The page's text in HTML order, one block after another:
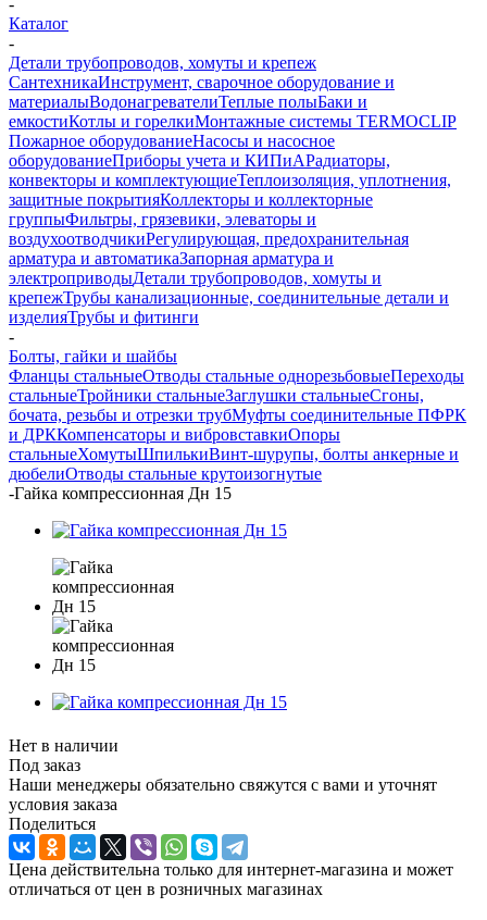
Каталог
-
Детали трубопроводов, хомуты и крепеж
СантехникаИнструмент, сварочное оборудование и
материалыВодонагревателиТеплые полыБаки и
емкостиКотлы и горелкиМонтажные системы TERMOCLIP
Пожарное оборудованиеНасосы и насосное
оборудованиеПриборы учета и КИПиАРадиаторы,
конвекторы и комплектующиеТеплоизоляция, уплотнения,
защитные покрытияКоллекторы и коллекторные
группыФильтры, грязевики, элеваторы и
воздухоотводчикиРегулирующая, предохранительная
арматура и автоматикаЗапорная арматура и
электроприводыДетали трубопроводов, хомуты и
крепежТрубы канализационные, соединительные детали и
изделияТрубы и фитинги
-
Болты, гайки и шайбы
Фланцы стальныеОтводы стальные однорезьбовыеПереходы
стальныеТройники стальныеЗаглушки стальныеСгоны,
бочата, резьбы и отрезки трубМуфты соединительные ПФРК
и ДРККомпенсаторы и вибровставкиОпоры
стальныеХомутыШпилькиВинт-шурупы, болты анкерные и
дюбелиОтводы стальные крутоизогнутые
-Гайка компрессионная Дн 15
Нет в наличии
Под заказ
Наши менеджеры обязательно свяжутся с вами и уточнят
условия заказа
Поделиться
Цена действительна только для интернет-магазина и может
отличаться от цен в розничных магазинах